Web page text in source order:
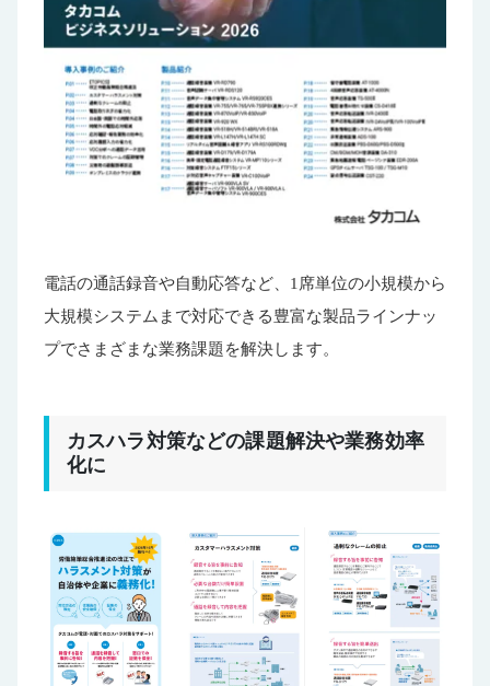
電話の通話録音や自動応答など、1席単位の小規模から
大規模システムまで対応できる豊富な製品ラインナッ
プでさまざまな業務課題を解決します。
カスハラ対策などの課題解決や業務効率
化に